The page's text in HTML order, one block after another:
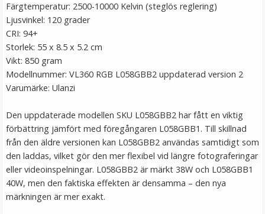
JJC Spigot 1/4" hona - 3/8" hona
★★★★★
Färgtemperatur: 2500-10000 Kelvin (steglös reglering)
Ljusvinkel: 120 grader
CRI: 94+
Storlek: 55 x 8.5 x 5.2 cm
Vikt: 850 gram
Modellnummer: VL360 RGB L058GBB2 uppdaterad version 2
Varumärke: Ulanzi
Den uppdaterade modellen SKU L058GBB2 har fått en viktig
förbättring jämfört med föregångaren L058GBB1. Till skillnad
från den äldre versionen kan L058GBB2 användas samtidigt som
den laddas, vilket gör den mer flexibel vid längre fotograferingar
eller videoinspelningar. L058GBB2 är märkt 38W och L058GBB1
40W, men den faktiska effekten är densamma – den nya
märkningen är mer exakt.